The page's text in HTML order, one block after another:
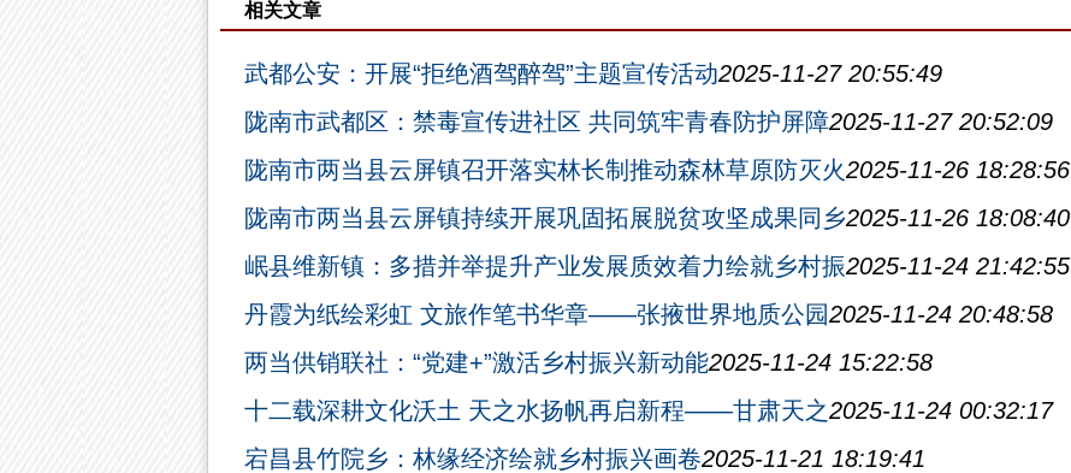
相关文章
武都公安：开展“拒绝酒驾醉驾”主题宣传活动2025-11-27 20:55:49
陇南市武都区：禁毒宣传进社区 共同筑牢青春防护屏障2025-11-27 20:52:09
陇南市两当县云屏镇召开落实林长制推动森林草原防灭火2025-11-26 18:28:56
陇南市两当县云屏镇持续开展巩固拓展脱贫攻坚成果同乡2025-11-26 18:08:40
岷县维新镇：多措并举提升产业发展质效着力绘就乡村振2025-11-24 21:42:55
丹霞为纸绘彩虹 文旅作笔书华章——张掖世界地质公园2025-11-24 20:48:58
两当供销联社：“党建+”激活乡村振兴新动能2025-11-24 15:22:58
十二载深耕文化沃土 天之水扬帆再启新程——甘肃天之2025-11-24 00:32:17
宕昌县竹院乡：林缘经济绘就乡村振兴画卷2025-11-21 18:19:41